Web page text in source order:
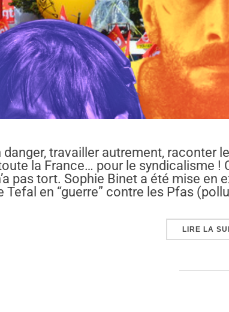
danger, travailler autrement,
la France… pour le syndicalisme !
pas tort. Sophie Binet a été mise
Tefal en “guerre” contre les Pfas
LIRE LA